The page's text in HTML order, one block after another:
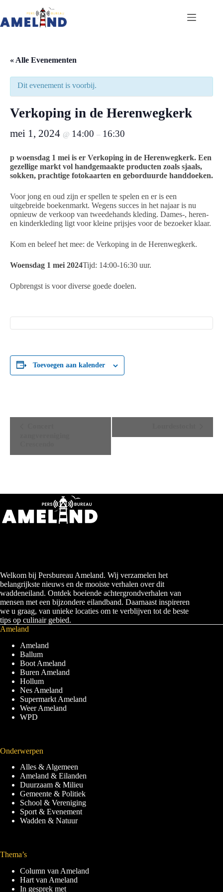
de
« Alle Evenementen
Dit evenement is voorbij.
Verkoping in de Herenwegkerk
mei 1, 2024 @ 14:00 – 16:30
p woensdag 1 mei is er Verkoping in de Herenwegkerk. Een
gezellige markt vol handgemaakte producten zoals sjaals,
sokken, prachtige fotokaarten en geborduurde handdoeken.
Voor jong en oud zijn er spellen te spelen en er is een
uitgebreide boekenmarkt. Wegens succes in het najaar is nu
opnieuw de verkoop van tweedehands kleding. Dames-, heren-
en kinderkleding ligt voor kleine prijsjes voor de bezoeker klaar.
Kom en beleef het mee: de Verkoping in de Herenwegkerk.
Woensdag 1 mei 2024Tijd: 14:00-16:30 uur.
Opbrengst is voor diverse goede doelen.
Toevoegen aan kalender
e
t
a
v
e
Welkom bij Persbureau Ameland. Wij verzamelen het
belangrijkste nieuws en de mooiste verhalen over dit
waddeneiland. Ontdek boeiende achtergrondverhalen van
mensen met een bijzondere eilandband. Daarnaast inspireren
we u graag, van unieke locaties om te verblijven tot de beste
tips op culinair gebied.
Ameland
Ameland
Ballum
Boot Ameland
Buren Ameland
Hollum
Nes Ameland
Supermarkt Ameland
Weer Ameland
WPD
Onderwerpen
Alles & Algemeen
Ameland & Eilanden
Duurzaam & Milieu
Gemeente & Politiek
School & Vereniging
Sport & Evenement
Wadden & Natuur
Thema’s
Column van Ameland
Hart van Ameland
In gesprek met